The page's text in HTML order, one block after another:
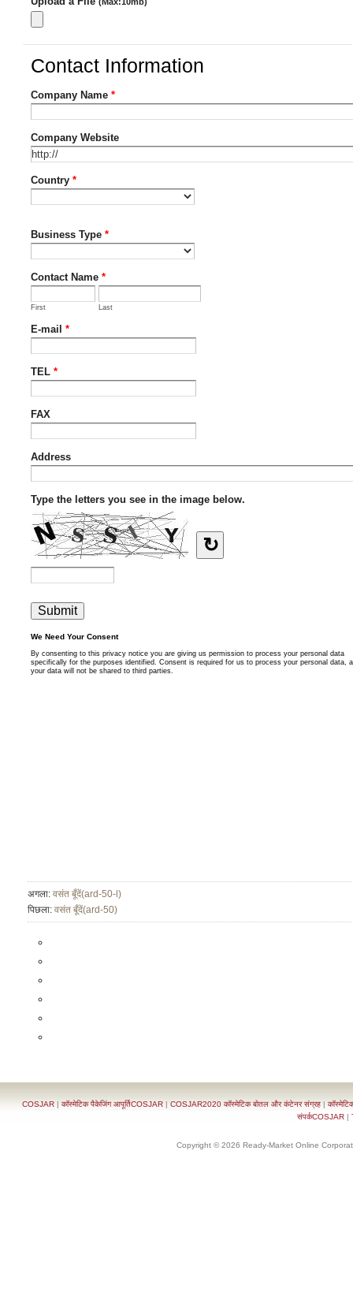
अगला: वसंत बूँदें(ard-50-l)
पिछला: वसंत बूँदें(ard-50)
COSJAR |कॉस्मेटिक पैकेजिंग आपूर्तिCOSJAR | COSJAR2020 कॉस्मेटिक बोतल और कंटेनर संग्रह |
संपर्कCOSJAR |
Copyright © 2026 Ready-Market Online